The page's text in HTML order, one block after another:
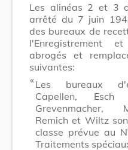
Les alinéas 2 et 3
arrêté du 7 juin
des bureaux de
l'Enregistrement
abrogés et
suivantes:
​ «Les bureaux
Capellen, Esch
Grevenmacher,
Remich et Wiltz
classe prévue au
Traitements